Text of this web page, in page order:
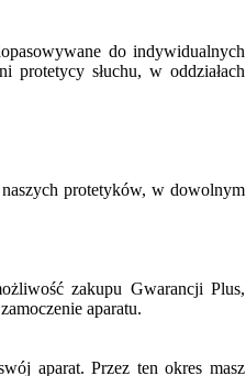
do indywidualnych
protetycy słuchu, w oddziałach
naszych protetyków, w dowolnym
zakupu Gwarancji Plus,
aparatu.
aparat. Przez ten okres masz